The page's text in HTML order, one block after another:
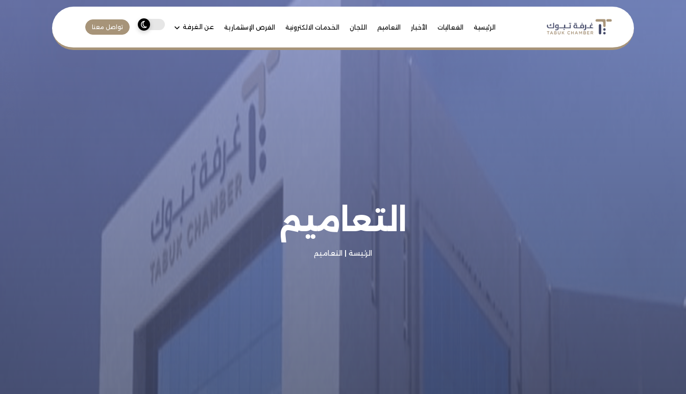
الرئيسية الفعاليات الأخبار التعاميم اللجان الخدمات الالكترونية الفرص الإستثمارية عن الغرفة تواصل معنا
التعاميم
الرئيسة | التعاميم